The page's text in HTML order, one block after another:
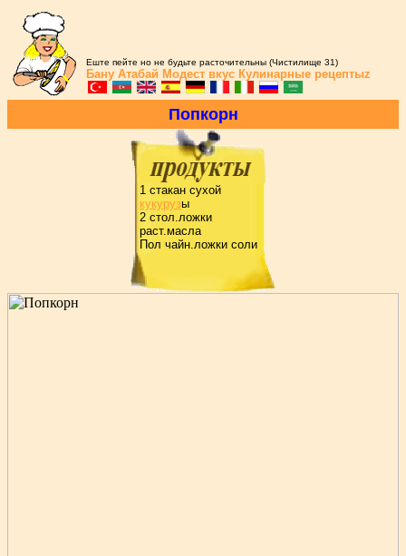
Еште пейте но не будьте расточительны (Чистилище 31)
Бану Атабай Модест вкус Кулинарные рецептыz
Попкоpн
1 стакан сухой
кукуpузы
2 стол.ложки
pаст.масла
Пол чайн.ложки соли